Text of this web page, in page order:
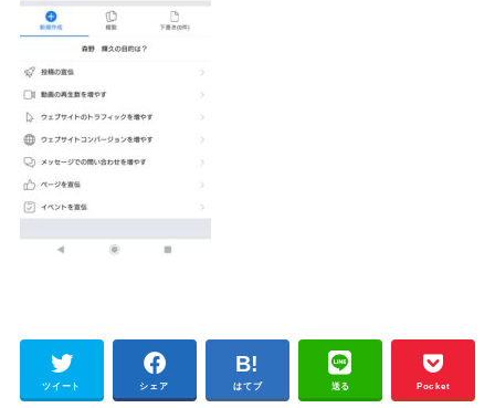
ツイート シェア はてブ 送る Pocket